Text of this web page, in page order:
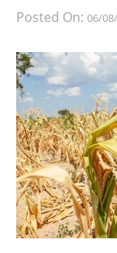
Posted On: 06/